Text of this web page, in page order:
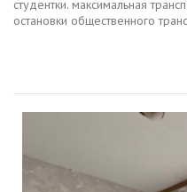
студентки. максимальная
остановки общественного